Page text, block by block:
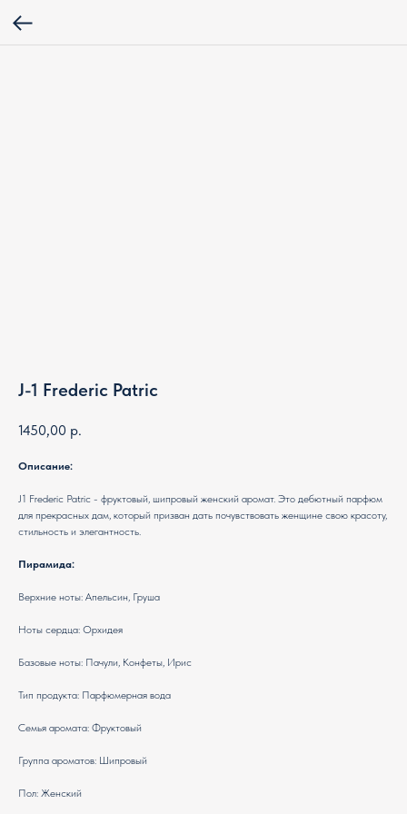
J-1 Frederic Patric
1450,00 р.
Описание:
J1 Frederic Patric - фруктовый, шипровый женский аромат. Это дебютный парфюм
для прекрасных дам, который призван дать почувствовать женщине свою красоту,
стильность и элегантность.
Пирамида:
Верхние ноты: Апельсин, Груша
Ноты сердца: Орхидея
Базовые ноты: Пачули, Конфеты, Ирис
Тип продукта: Парфюмерная вода
Семья аромата: Фруктовый
Группа ароматов: Шипровый
Пол: Женский